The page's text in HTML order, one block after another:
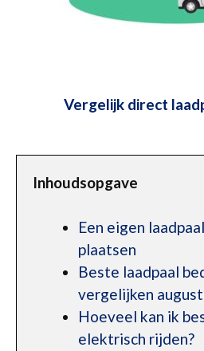
Vergelijk direct
Inhoudsopgave
Een eigen
plaatsen
Beste laadpaal
vergelijken
Hoeveel kan ik
elektrisch rijden?